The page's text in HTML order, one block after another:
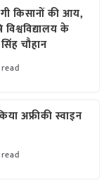
किसानों की आय,
विश्वविद्यालय के
चौहान
अफ्रीकी स्वाइन